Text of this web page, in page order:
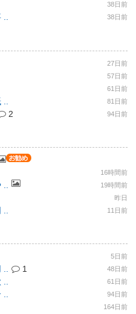
38日前
.. 38日前
27日前
57日前
61日前
81日前
2 94日前
16時間前
19時間前
昨日
11日前
5日前
.. 1 48日前
.. 61日前
.. 94日前
164日前